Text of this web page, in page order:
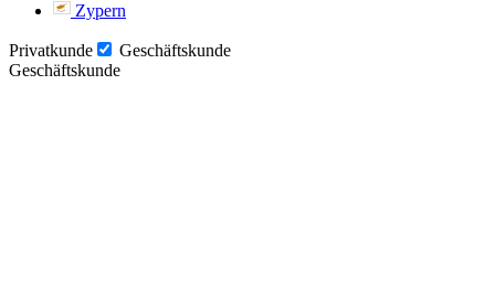
Zypern
Privatkunde
Geschäftskunde
Geschäftskunde